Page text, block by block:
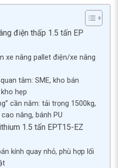
điện thấp 1.5 tấn EP
xe nâng pallet điện/xe nâng
tâm: SME, kho bán
hẹp
cần nắm: tải trọng 1500kg,
nâng, bánh PU
1.5 tấn EPT15-EZ
kính quay nhỏ, phù hợp lối